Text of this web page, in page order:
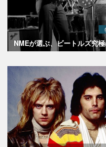
NMEが選ぶ、ビートルズ究